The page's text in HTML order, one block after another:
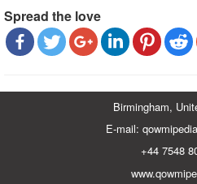
Spread the love
Birmingham,
E-mail:
+44 7548